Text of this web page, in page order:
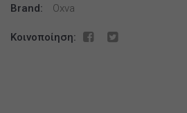
Brand: Oxva
Κοινοποίηση: